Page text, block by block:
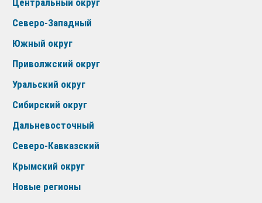
Северо-Западный
Южный округ
Приволжский округ
Уральский округ
Сибирский округ
Дальневосточный
Северо-Кавказский
Крымский округ
Новые регионы